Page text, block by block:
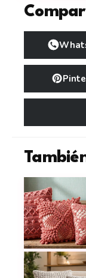
Cojines a